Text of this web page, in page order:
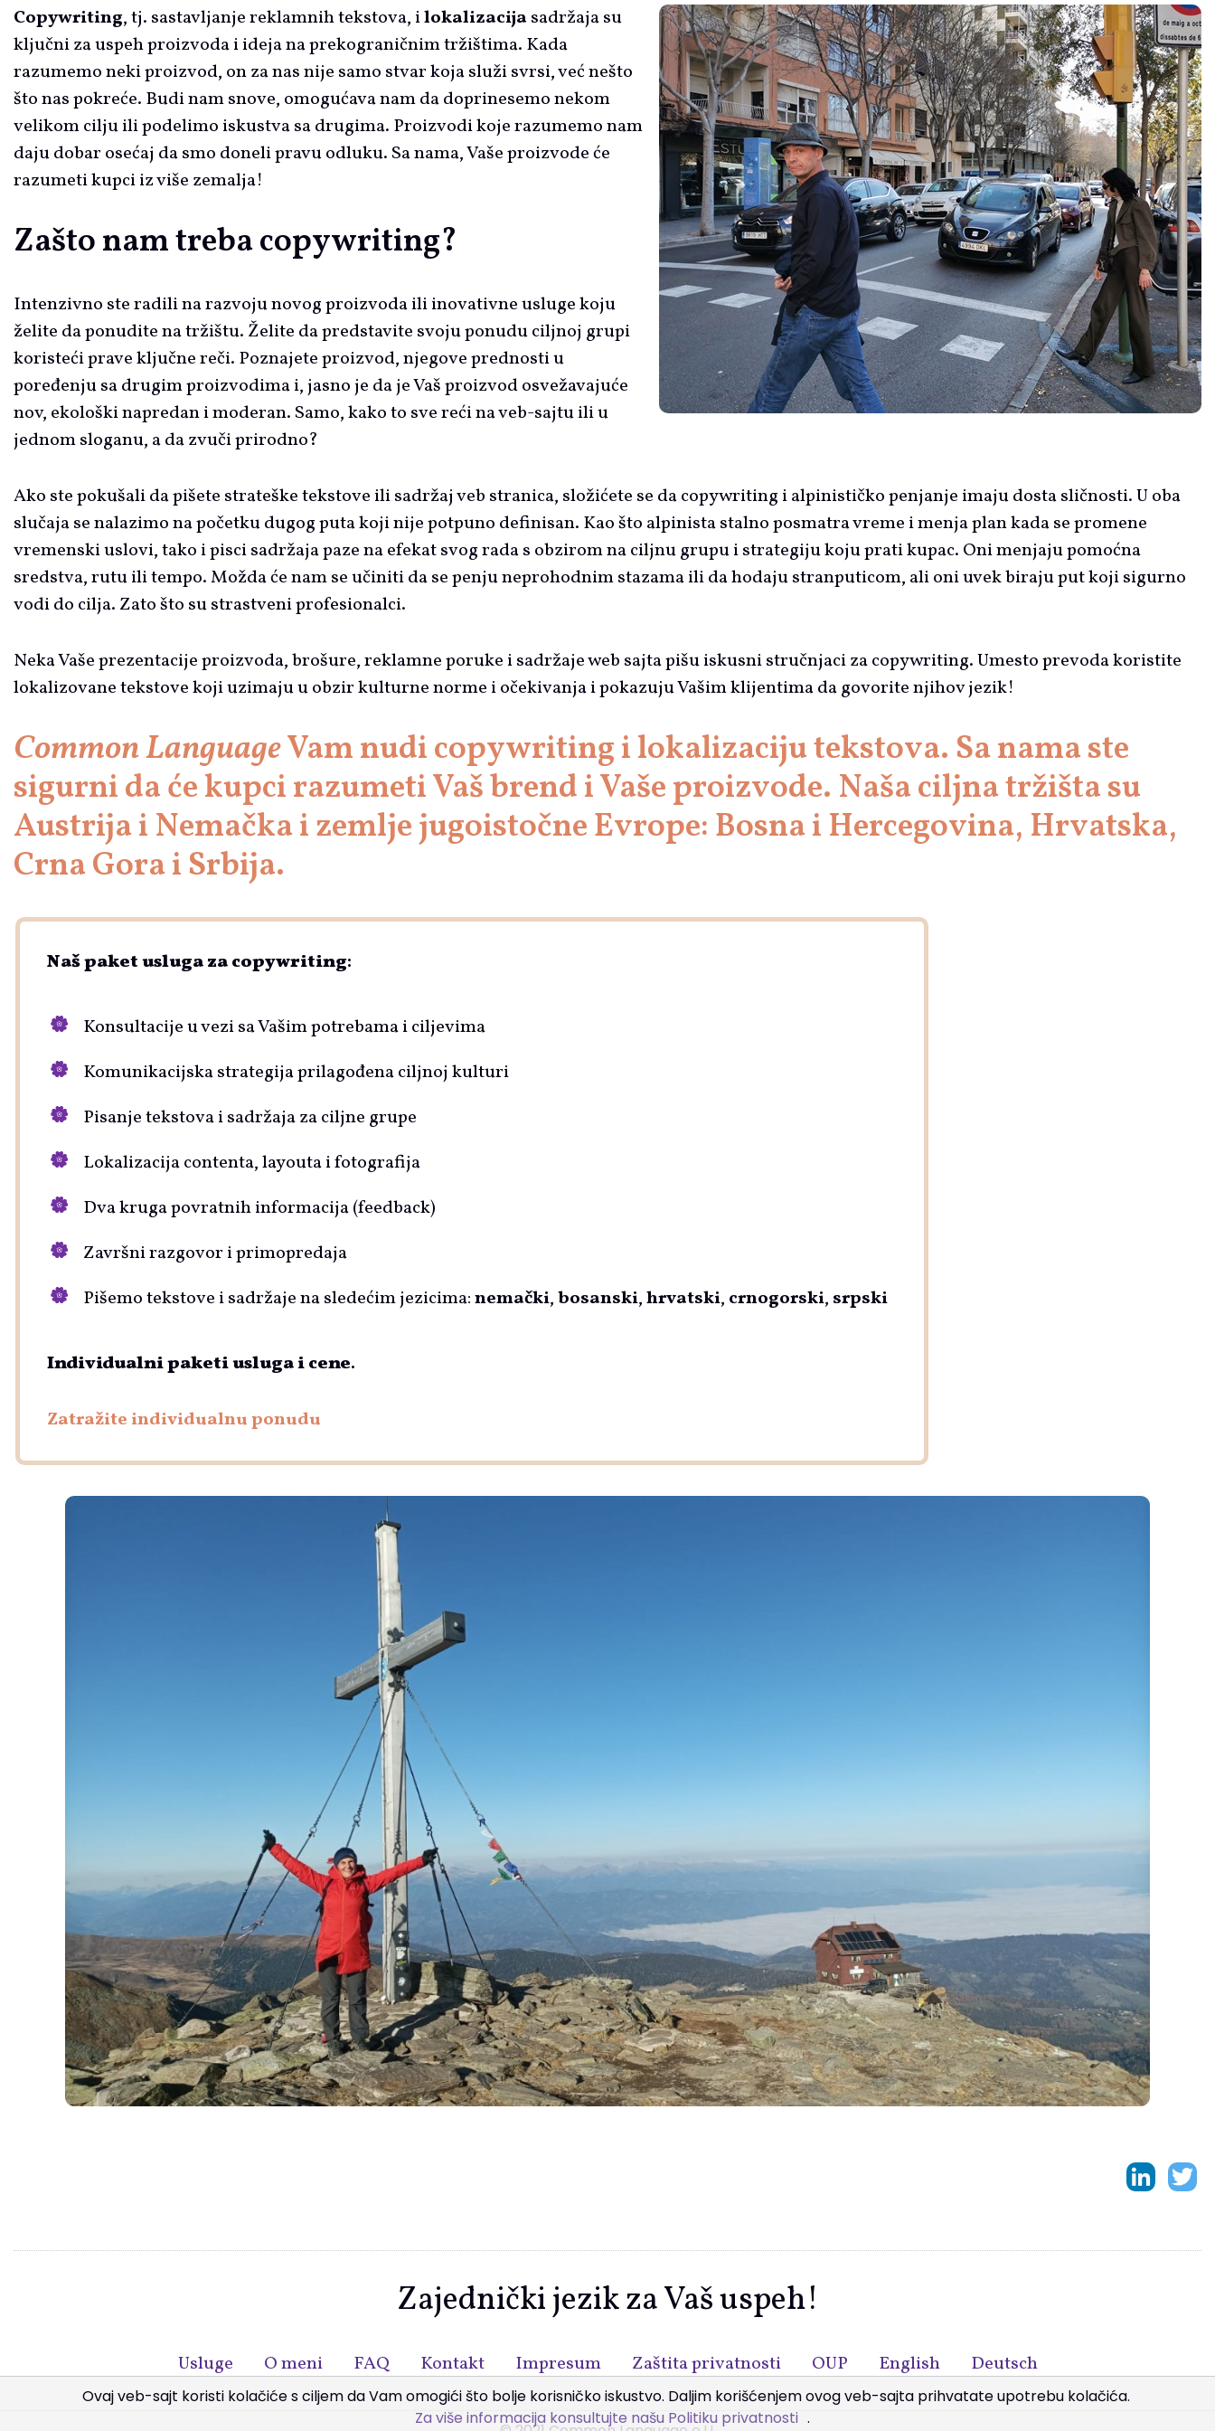
Copywriting, tj. sastavljanje reklamnih tekstova, ilokalizacija sadržaja su
ključni za uspeh proizvoda i ideja na prekograničnim tržištima. Kada
razumemo neki proizvod, on za nas nije samo stvar koja služi svrsi, već nešto
što nas pokreće. Budi nam snove, omogućava nam da doprinesemo nekom
velikom cilju ili podelimo iskustva sa drugima. Proizvodi koje razumemo nam
daju dobar osećaj da smo doneli pravu odluku. Sa nama, Vaše proizvode će
razumeti kupci iz više zemalja!
Zašto nam treba copywriting?
Intenzivno ste radili na razvoju novog proizvoda ili inovativne usluge koju
želite da ponudite na tržištu. Želite da predstavite svoju ponudu ciljnoj grupi
koristeći prave ključne reči. Poznajete proizvod, njegove prednosti u
poređenju sa drugim proizvodima i, jasno je da je Vaš proizvod osvežavajuće
nov, ekološki napredan i moderan. Samo, kako to sve reći na veb-sajtu ili u
jednom sloganu, a da zvuči prirodno?
Ako ste pokušali da pišete strateške tekstove ili sadržaj veb stranica, složićete se da copywriting i alpinističko penjanje imaju dosta sličnosti. U oba
slučaja se nalazimo na početku dugog puta koji nije potpuno definisan. Kao što alpinista stalno posmatra vreme i menja plan kada se promene
vremenski uslovi, tako i pisci sadržaja paze na efekat svog rada s obzirom na ciljnu grupu i strategiju koju prati kupac. Oni menjaju pomoćna
sredstva, rutu ili tempo. Možda će nam se učiniti da se penju neprohodnim stazama ili da hodaju stranputicom, ali oni uvek biraju put koji sigurno
vodi do cilja. Zato što su strastveni profesionalci.
Neka Vaše prezentacije proizvoda, brošure, reklamne poruke i sadržaje web sajta pišu iskusni stručnjaci za copywriting. Umesto prevoda koristite
lokalizovane tekstove koji uzimaju u obzir kulturne norme i očekivanja i pokazuju Vašim klijentima da govorite njihov jezik!
Common LanguageVam nudi copywriting i lokalizaciju tekstova. Sa nama ste
sigurni da će kupci razumeti Vaš brend i Vaše proizvode. Naša ciljna tržišta su
Austrija i Nemačka i zemlje jugoistočne Evrope: Bosna i Hercegovina, Hrvatska,
Crna Gora i Srbija.
Naš paket usluga za copywriting:
Konsultacije u vezi sa Vašim potrebama i ciljevima
Komunikacijska strategija prilagođena ciljnoj kulturi
Pisanje tekstova i sadržaja za ciljne grupe
Lokalizacija contenta, layouta i fotografija
Dva kruga povratnih informacija (feedback)
Završni razgovor i primopredaja
Pišemo tekstove i sadržaje na sledećim jezicima:nemački,bosanski,hrvatski, crnogorski, srpski
Individualni paketi usluga i cene.
Zatražite individualnu ponudu
Zajednički jezik za Vaš uspeh!
Usluge O meni FAQ Kontakt Impresum Zaštita privatnosti OUP English Deutsch
Ovaj veb-sajt koristi kolačiće s ciljem da Vam omogići što bolje korisničko iskustvo. Daljim korišćenjem ovog veb-sajta prihvatate upotrebu kolačića.
Za više informacija konsultujte našu Politiku privatnosti .